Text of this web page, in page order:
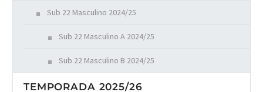
Sub 22 Masculino 2024/25
Sub 22 Masculino A 2024/25
Sub 22 Masculino B 2024/25
TEMPORADA 2025/26